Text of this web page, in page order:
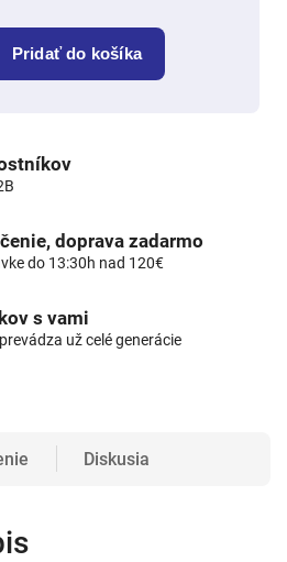
Pridať do košíka
doprava zadarmo
do 13:30h nad 120€
s vami
už celé generácie
Diskusia